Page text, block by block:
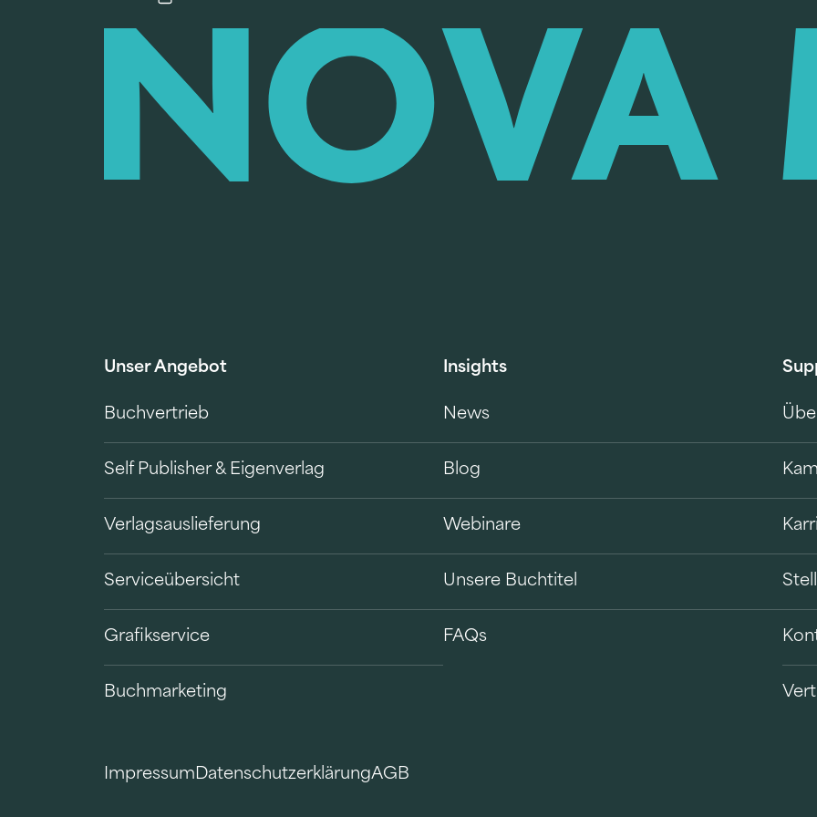
Unser Angebot
Buchvertrieb
Self Publisher & Eigenverlag
Verlagsauslieferung
Serviceübersicht
Grafikservice
Buchmarketing
Insights
News
Blog
Webinare
Unsere Buchtitel
FAQs
ImpressumDatenschutzerklärungAGB